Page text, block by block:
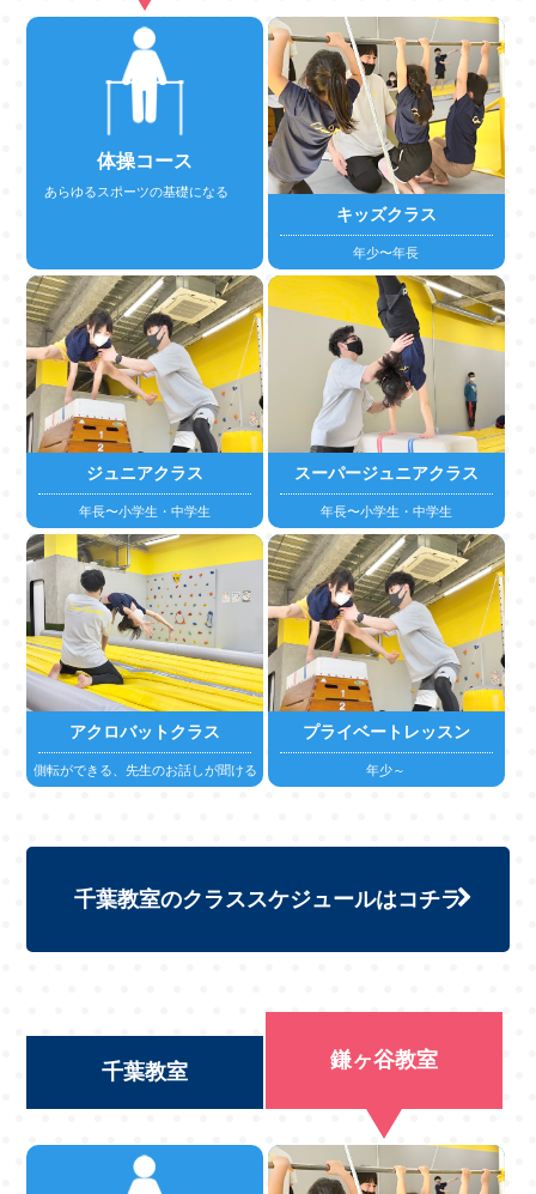
体操コース
あらゆるスポーツの基礎になる
詳しくはこちら
キッズクラス
年少〜年長
詳しくはこちら
ジュニアクラス
年長〜小学生・中学生
詳しくはこちら
スーパージュニアクラス
年長〜小学生・中学生
アクロバットクラス
側転ができる、先生のお話しが聞ける
プライベートレッスン
年少～
千葉教室のクラススケジュールはコチラ
千葉教室 鎌ヶ谷教室